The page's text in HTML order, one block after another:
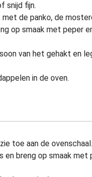
snijd fijn.
de panko, de
op smaak met peper
van het gehakt en
in de oven.
toe aan de ovenschaal.
breng op smaak met